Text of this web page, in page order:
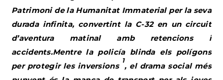
als destacats). Fins i tot el ple municipal es
desvia per parlar de geopolítica global.
La Crisi de Mobilitat i la
Deficiència Social d’Alta